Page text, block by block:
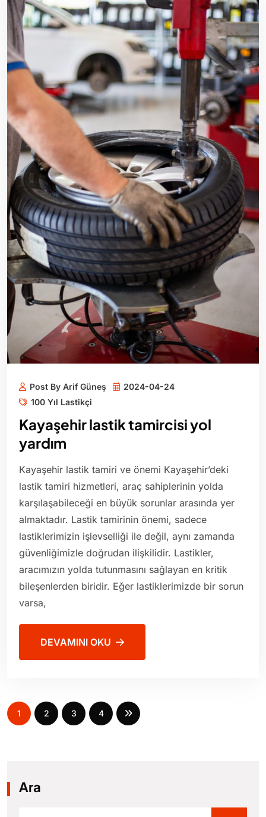
Post By Arif Güneş
2024-04-24
100 Yıl Lastikçi
Kayaşehir lastik tamircisi yol
yardım
Kayaşehir lastik tamiri ve önemi Kayaşehir’deki
lastik tamiri hizmetleri, araç sahiplerinin yolda
karşılaşabileceği en büyük sorunlar arasında yer
almaktadır. Lastik tamirinin önemi, sadece
lastiklerimizin işlevselliği ile değil, aynı zamanda
güvenliğimizle doğrudan ilişkilidir. Lastikler,
aracımızın yolda tutunmasını sağlayan en kritik
bileşenlerden biridir. Eğer lastiklerimizde bir sorun
varsa,
DEVAMINI OKU
1 2 3 4
Ara